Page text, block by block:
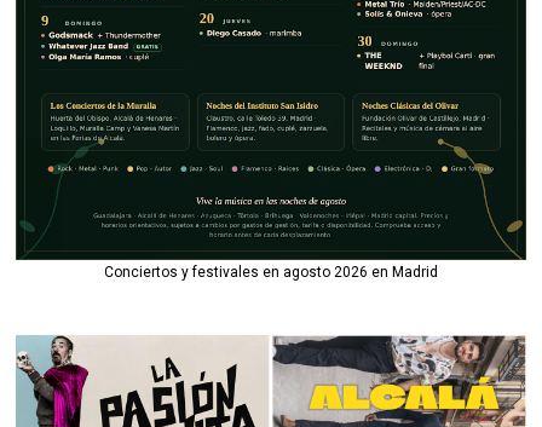
Conciertos y festivales en agosto 2026 en Madrid